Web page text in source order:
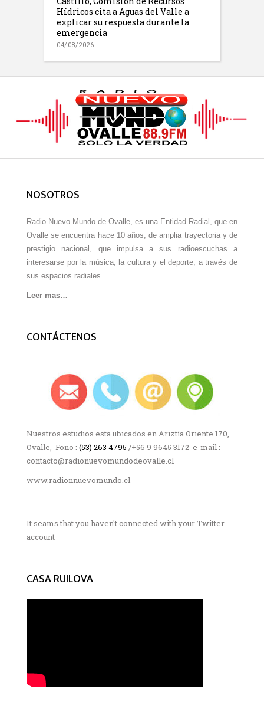
Hídricos cita a Aguas del Valle a
explicar su respuesta durante la
emergencia
04/08/2026
NOSOTROS
Radio Nuevo Mundo de Ovalle, es una Entidad Radial, que en
Ovalle se encuentra hace 10 años, de amplia trayectoria y de
prestigio nacional, que impulsa a sus radioescuchas a
interesarse por la música, la cultura y el deporte, a través de
sus espacios radiales.
Leer mas…
CONTÁCTENOS
Nuestros estudios esta ubicados en Ariztía Oriente 170,
Ovalle, Fono : (53) 263 4795 /+56 9 9645 3172 e-mail :
contacto@radionuevomundodeovalle.cl
www.radionnuevomundo.cl
It seams that you haven't connected with your Twitter
account
CASA RUILOVA